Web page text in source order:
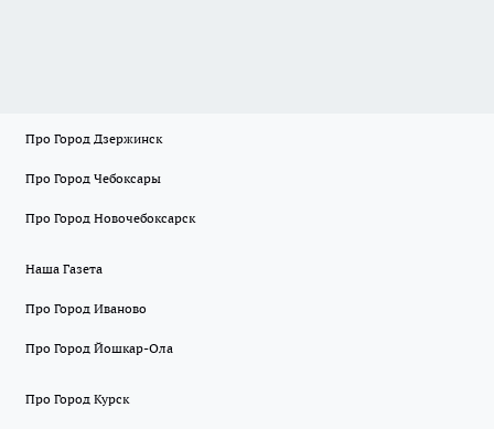
Про Город Дзержинск
Про Город Чебоксары
Про Город Новочебоксарск
Наша Газета
Про Город Иваново
Про Город Йошкар-Ола
Про Город Курск